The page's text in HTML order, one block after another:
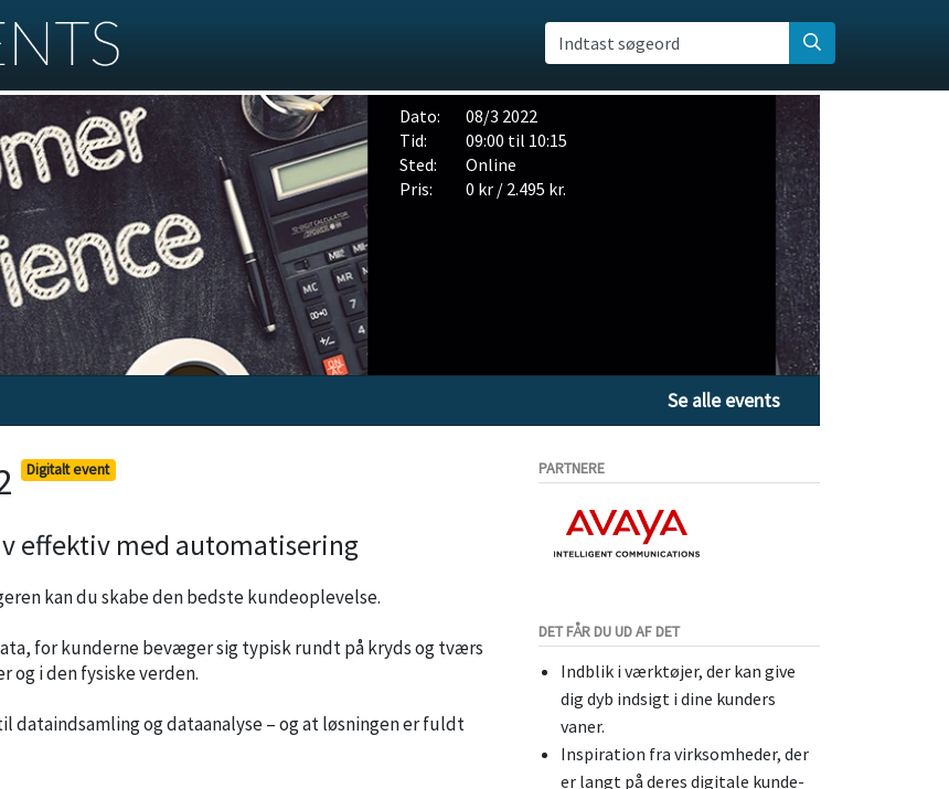
Indtast søgeord
Dato:
08/3 2022
Tid:
09:00 til 10:15
Sted:
Online
Pris:
0 kr / 2.495 kr.
Se alle events
Digitalt event
effektiv med automatisering
kan du skabe den bedste kundeoplevelse.
for kunderne bevæger sig typisk rundt på kryds og tværs
og i den fysiske verden.
og dataanalyse – og at løsningen er fuldt
PARTNERE
DET FÅR DU UD AF DET
Indblik i værktøjer, der kan give
dig dyb indsigt i dine kunders
vaner.
Inspiration fra virksomheder, der
er langt på deres digitale kunde-